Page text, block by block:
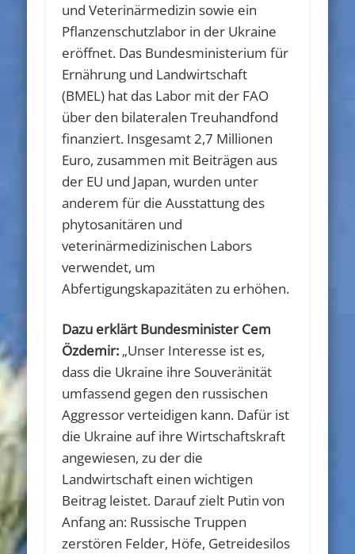
und Veterinärmedizin sowie ein
Pflanzenschutzlabor in der Ukraine
eröffnet. Das Bundesministerium für
Ernährung und Landwirtschaft
(BMEL) hat das Labor mit der FAO
über den bilateralen Treuhandfond
finanziert. Insgesamt 2,7 Millionen
Euro, zusammen mit Beiträgen aus
der EU und Japan, wurden unter
anderem für die Ausstattung des
phytosanitären und
veterinärmedizinischen Labors
verwendet, um
Abfertigungskapazitäten zu erhöhen.
Dazu erklärt Bundesminister Cem
Özdemir: „Unser Interesse ist es,
dass die Ukraine ihre Souveränität
umfassend gegen den russischen
Aggressor verteidigen kann. Dafür ist
die Ukraine auf ihre Wirtschaftskraft
angewiesen, zu der die
Landwirtschaft einen wichtigen
Beitrag leistet. Darauf zielt Putin von
Anfang an: Russische Truppen
zerstören Felder, Höfe, Getreidesilos